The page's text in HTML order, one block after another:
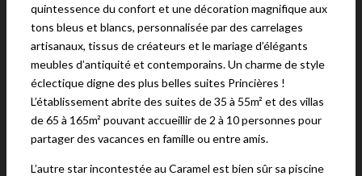
quintessence du confort et une décoration magnifique aux
tons bleus et blancs, personnalisée par des carrelages
artisanaux, tissus de créateurs et le mariage d’élégants
meubles d’antiquité et contemporains. Un charme de style
éclectique digne des plus belles suites Princières !
L’établissement abrite des suites de 35 à 55m² et des villas
de 65 à 165m² pouvant accueillir de 2 à 10 personnes pour
partager des vacances en famille ou entre amis.
L’autre star incontestée au Caramel est bien sûr sa piscine